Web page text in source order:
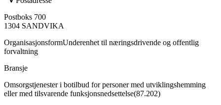
Postboks 700
1304 SANDVIKA
OrganisasjonsformUnderenhet til næringsdrivende og offentlig
forvaltning
Bransje
Omsorgstjenester i botilbud for personer med utviklingshemming
eller med tilsvarende funksjonsnedsettelse(87.202)